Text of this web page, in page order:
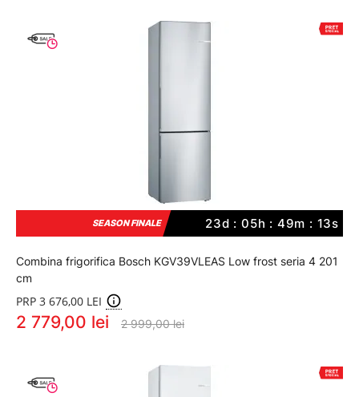
SEASON FINALE 23d : 05h : 49m : 12s
Combina frigorifica Bosch KGV39VLEAS Low frost seria 4 201
cm
PRP 3 676,00 LEI
2 779,00 lei 2 999,00 lei